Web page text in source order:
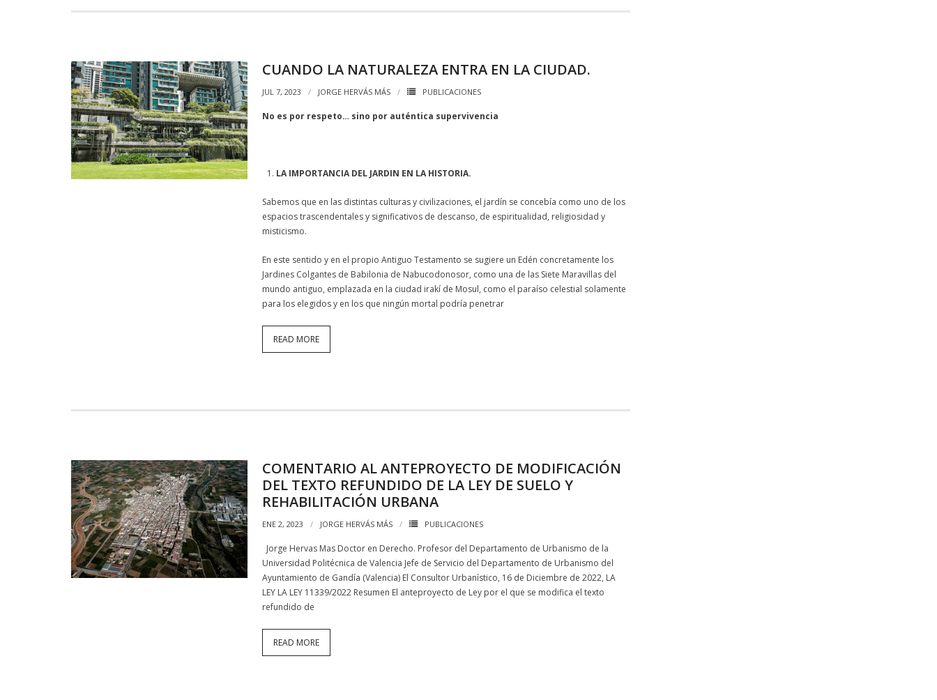
CUANDO LA NATURALEZA ENTRA EN LA CIUDAD.
JUL 7, 2023 JORGE HERVÁS MÁS PUBLICACIONES
No es por respeto… sino por auténtica supervivencia
LA IMPORTANCIA DEL JARDIN EN LA HISTORIA.
Sabemos que en las distintas culturas y civilizaciones, el jardín se concebía como uno de los
espacios trascendentales y significativos de descanso, de espiritualidad, religiosidad y
misticismo.
En este sentido y en el propio Antiguo Testamento se sugiere un Edén concretamente los
Jardines Colgantes de Babilonia de Nabucodonosor, como una de las Siete Maravillas del
mundo antiguo, emplazada en la ciudad irakí de Mosul, como el paraíso celestial solamente
para los elegidos y en los que ningún mortal podría penetrar
READ MORE
COMENTARIO AL ANTEPROYECTO DE MODIFICACIÓN
DEL TEXTO REFUNDIDO DE LA LEY DE SUELO Y
REHABILITACIÓN URBANA
ENE 2, 2023 JORGE HERVÁS MÁS PUBLICACIONES
Jorge Hervas Mas Doctor en Derecho. Profesor del Departamento de Urbanismo de la
Universidad Politécnica de Valencia Jefe de Servicio del Departamento de Urbanismo del
Ayuntamiento de Gandía (Valencia) El Consultor Urbanístico, 16 de Diciembre de 2022, LA
LEY LA LEY 11339/2022 Resumen El anteproyecto de Ley por el que se modifica el texto
refundido de
READ MORE